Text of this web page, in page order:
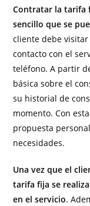
Contratar la tarifa
sencillo que se
cliente debe
contacto con el
teléfono. A partir
básica sobre el
su historial de
momento. Con
propuesta
necesidades.
Una vez que el
tarifa fija se
en el servicio.